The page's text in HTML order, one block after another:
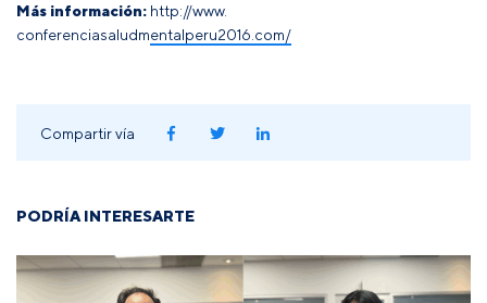
Más información: http://www.
conferenciasaludmentalperu2016.com/
Compartir vía
PODRÍA INTERESARTE